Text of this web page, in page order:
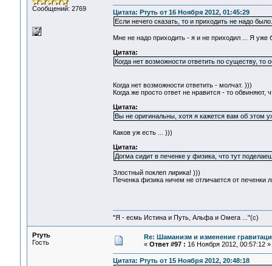
Сообщений: 2769
Цитата: Ртуть от 16 Ноября 2012, 01:45:29
Если нечего сказать, то и приходить не надо было.
Мне не надо приходить - я и не приходил ... Я уже
Цитата:
Когда нет возможности ответить по существу, то
Когда нет возможности ответить - молчат. )))
Когда же просто ответ не нравится - то
Цитата:
Вы не оригинальны, хотя я кажется вам об этом
Каков уж есть ... )))
Цитата:
Догма сидит в печенке у физика, что тут
Злостный поклеп лирика! )))
Печенка физика ничем не отличается от печенки
"Я - есмь Истина и Путь, Альфа и Омега ..."(с)
Ртуть
Гость
Re: Шаманизм и изменение
« Ответ #97 : 16 Ноября 2012, 00:57:12 »
Цитата: Ртуть от 15 Ноября 2012, 20:48:18